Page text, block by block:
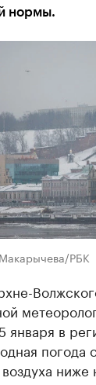
нормы.
РБК
января в
погода
ниже